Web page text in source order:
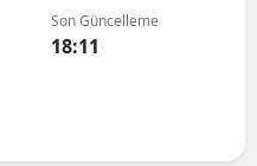
BilecikSon Güncelleme
18:11